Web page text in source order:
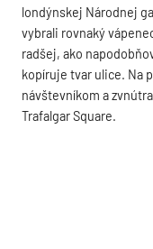
londýnskej Národnej
vybrali rovnaký
radšej, ako
kopíruje tvar ulice. Na
návštevníkom a
Trafalgar Square.